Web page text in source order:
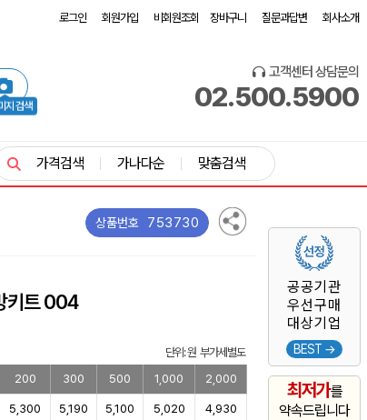
로그인 회원가입 비회원조회 장바구니 질문과답변 회사소개
지 검색
고객센터 상담문의
02.500.5900
공공기관
우선구매
대상기업
BEST →
최저가를
약속드립니다
가격검색 가나다순 맞춤검색
상품번호 753730
키트 004
단위: 원 부가세별도
200 300 500 1,000 2,000
5,300 5,190 5,100 5,020 4,930